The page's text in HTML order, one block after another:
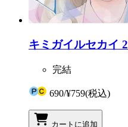
キミガイルセカイ 2
完結
690/¥759(税込)
カートに追加